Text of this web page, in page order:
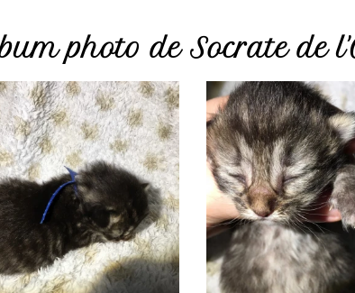
photo de Socrate de